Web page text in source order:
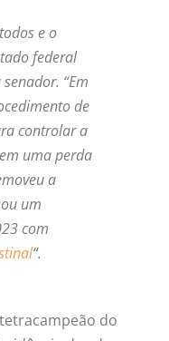
e o
federal
“Em
de
controlar a
uma perda
a
um
com
“.
do